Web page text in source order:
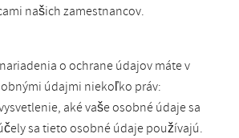
našich zamestnancov.
o ochrane údajov máte v
údajmi niekoľko práv:
aké vaše osobné údaje sa
sa tieto osobné údaje používajú.